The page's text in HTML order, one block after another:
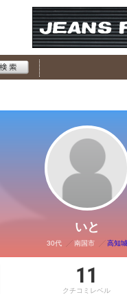
いと
30代 南国市 高知城
11
クチコミレベル